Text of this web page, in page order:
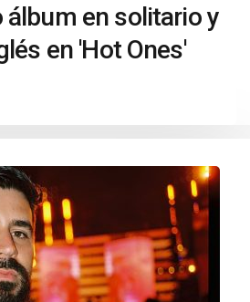
álbum en solitario y
en 'Hot Ones'